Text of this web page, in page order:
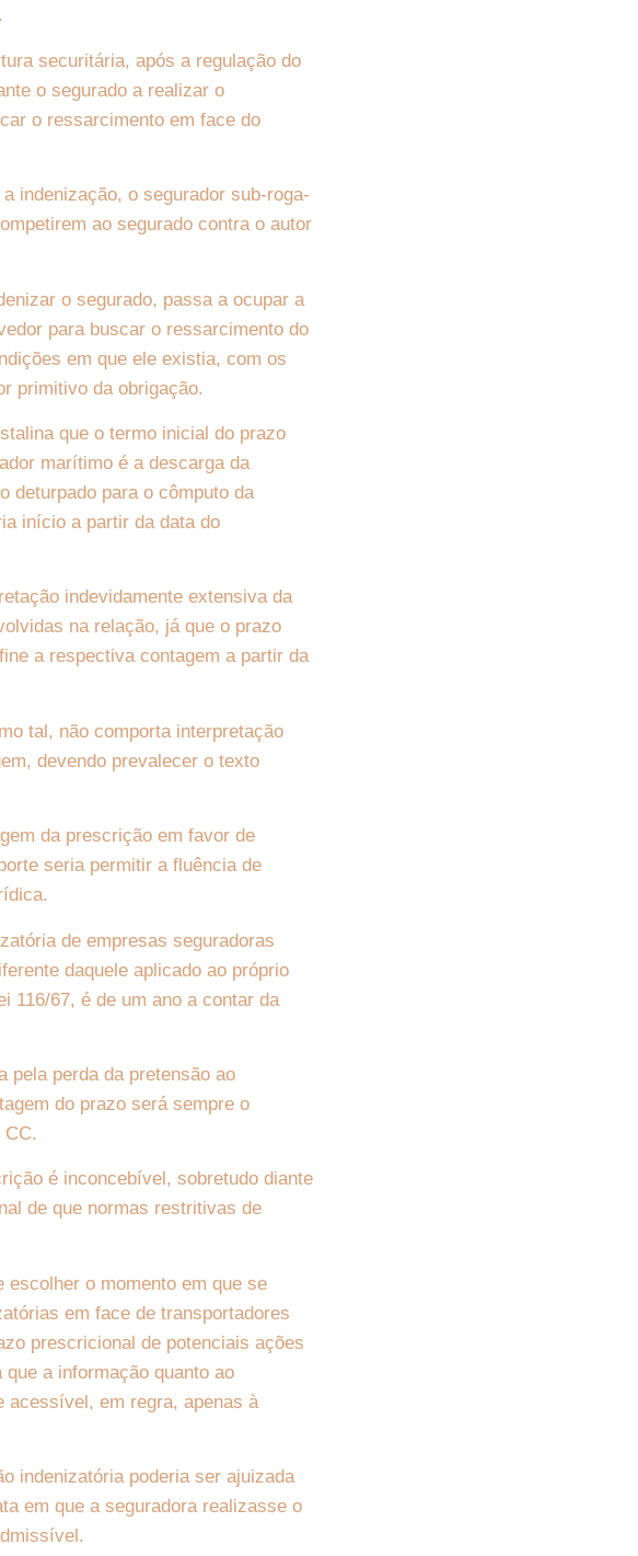
securitária, após a regulação do
o segurado a realizar o
o ressarcimento em face do
indenização, o segurador sub-roga-
ao segurado contra o autor
o segurado, passa a ocupar a
para buscar o ressarcimento do
em que ele existia, com os
primitivo da obrigação.
que o termo inicial do prazo
marítimo é a descarga da
deturpado para o cômputo da
início a partir da data do
indevidamente extensiva da
na relação, já que o prazo
a respectiva contagem a partir da
tal, não comporta interpretação
devendo prevalecer o texto
da prescrição em favor de
seria permitir a fluência de
de empresas seguradoras
daquele aplicado ao próprio
116/67, é de um ano a contar da
pela perda da pretensão ao
do prazo será sempre o
é inconcebível, sobretudo diante
de que normas restritivas de
o momento em que se
em face de transportadores
prescricional de potenciais ações
a informação quanto ao
acessível, em regra, apenas à
indenizatória poderia ser ajuizada
em que a seguradora realizasse o